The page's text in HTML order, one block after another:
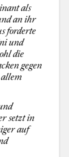
als
an ihr
forderte
und
die
gegen
setzt in
auf